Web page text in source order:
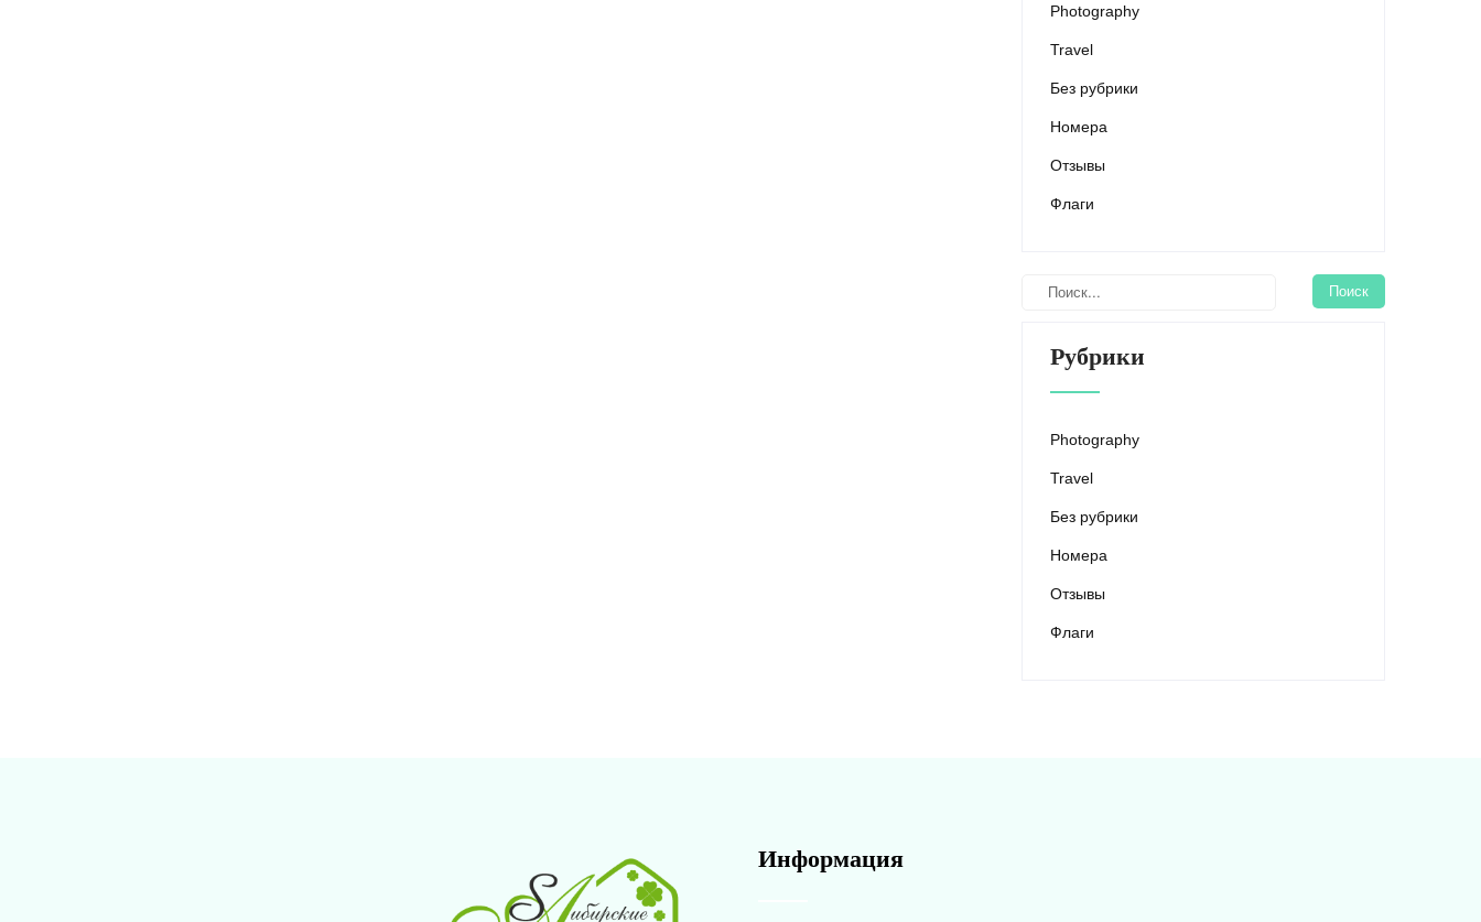
Photography
Travel
Без рубрики
Номера
Отзывы
Флаги
Рубрики
Photography
Travel
Без рубрики
Номера
Отзывы
Флаги
Информация